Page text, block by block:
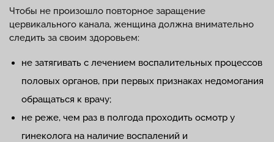
Чтобы не произошло повторное заращение
цервикального канала, женщина должна внимательно
следить за своим здоровьем:
не затягивать с лечением воспалительных процессов
половых органов, при первых признаках недомогания
обращаться к врачу;
не реже, чем раз в полгода проходить осмотр у
гинеколога на наличие воспалений и